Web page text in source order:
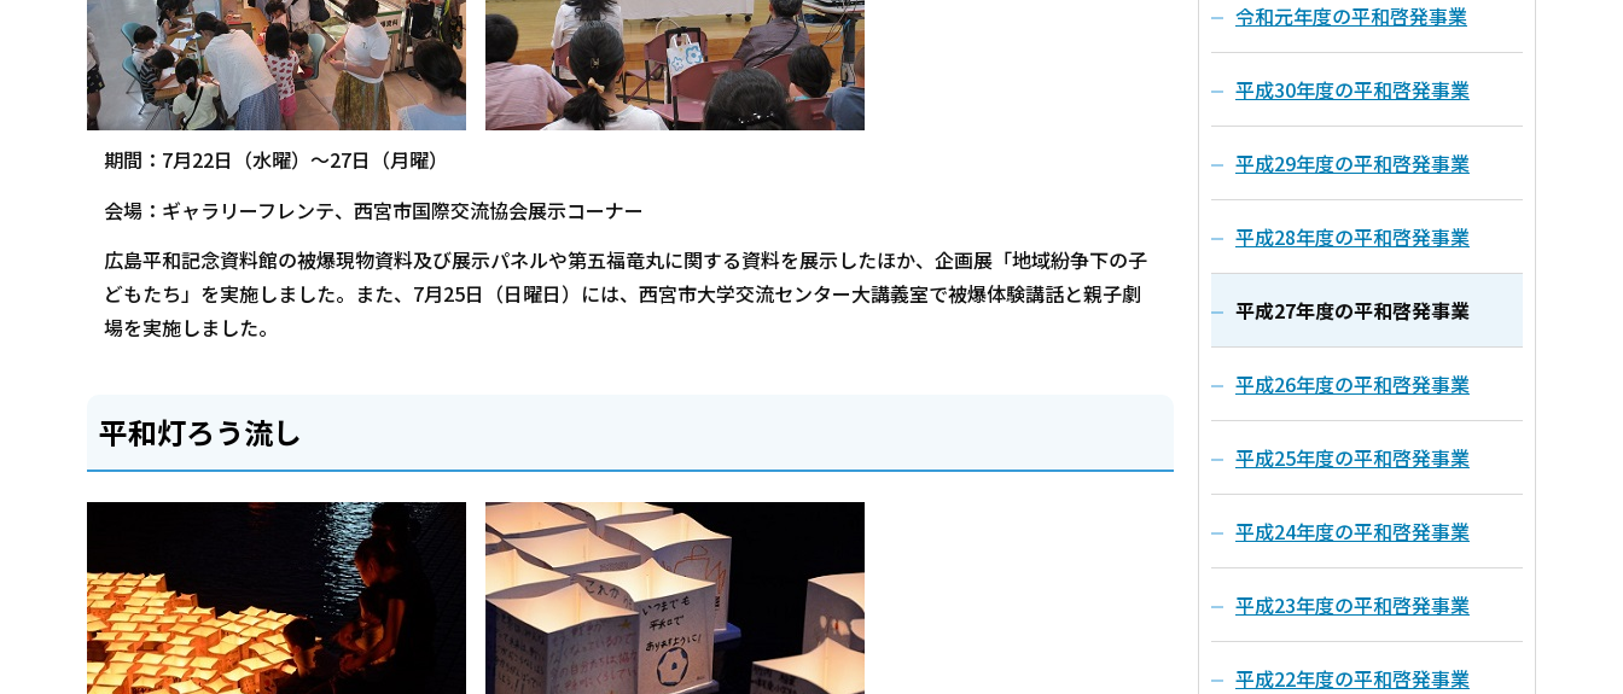
期間：7月22日（水曜）～27日（月曜）
会場：ギャラリーフレンテ、西宮市国際交流協会展示コーナー
広島平和記念資料館の被爆現物資料及び展示パネルや第五福竜丸に関する資料を展示したほか、企画展「地域紛争下の子
どもたち」を実施しました。また、7月25日（日曜日）には、西宮市大学交流センター大講義室で被爆体験講話と親子劇
場を実施しました。
平和灯ろう流し
令和元年度の平和啓発事業
平成30年度の平和啓発事業
平成29年度の平和啓発事業
平成28年度の平和啓発事業
平成27年度の平和啓発事業
平成26年度の平和啓発事業
平成25年度の平和啓発事業
平成24年度の平和啓発事業
平成23年度の平和啓発事業
平成22年度の平和啓発事業